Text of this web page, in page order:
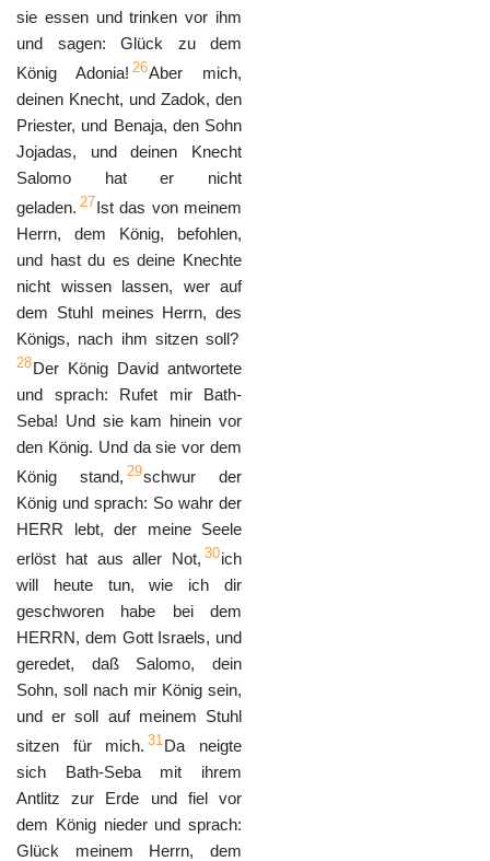
sie essen und trinken vor ihm
und sagen: Glück zu dem
König Adonia! 26Aber mich,
deinen Knecht, und Zadok, den
Priester, und Benaja, den Sohn
Jojadas, und deinen Knecht
Salomo hat er nicht
geladen. 27Ist das von meinem
Herrn, dem König, befohlen,
und hast du es deine Knechte
nicht wissen lassen, wer auf
dem Stuhl meines Herrn, des
Königs, nach ihm sitzen soll?
28Der König David antwortete
und sprach: Rufet mir Bath-
Seba! Und sie kam hinein vor
den König. Und da sie vor dem
König stand, 29schwur der
König und sprach: So wahr der
HERR lebt, der meine Seele
erlöst hat aus aller Not, 30ich
will heute tun, wie ich dir
geschworen habe bei dem
HERRN, dem Gott Israels, und
geredet, daß Salomo, dein
Sohn, soll nach mir König sein,
und er soll auf meinem Stuhl
sitzen für mich. 31Da neigte
sich Bath-Seba mit ihrem
Antlitz zur Erde und fiel vor
dem König nieder und sprach:
Glück meinem Herrn, dem